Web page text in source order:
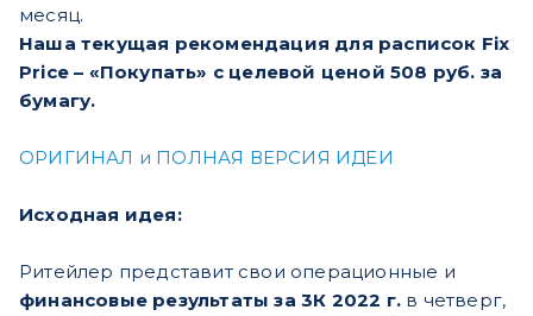
месяц.
Наша текущая рекомендация для расписок Fix
Price – «Покупать» с целевой ценой 508 руб. за
бумагу.
ОРИГИНАЛ и ПОЛНАЯ ВЕРСИЯ ИДЕИ
Исходная идея:
Ритейлер представит свои операционные и
финансовые результаты за 3К 2022 г. в четверг,